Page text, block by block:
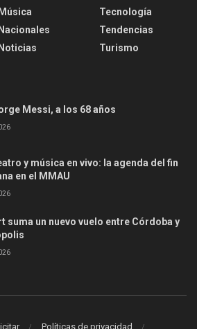
Música
Nacionales
Noticias
Tecnología
Tendencias
Turismo
Messi, a los 68 años
y música en vivo: la agenda del fin
en el MMAU
suma un nuevo vuelo entre Córdoba y
Políticas de privacidad